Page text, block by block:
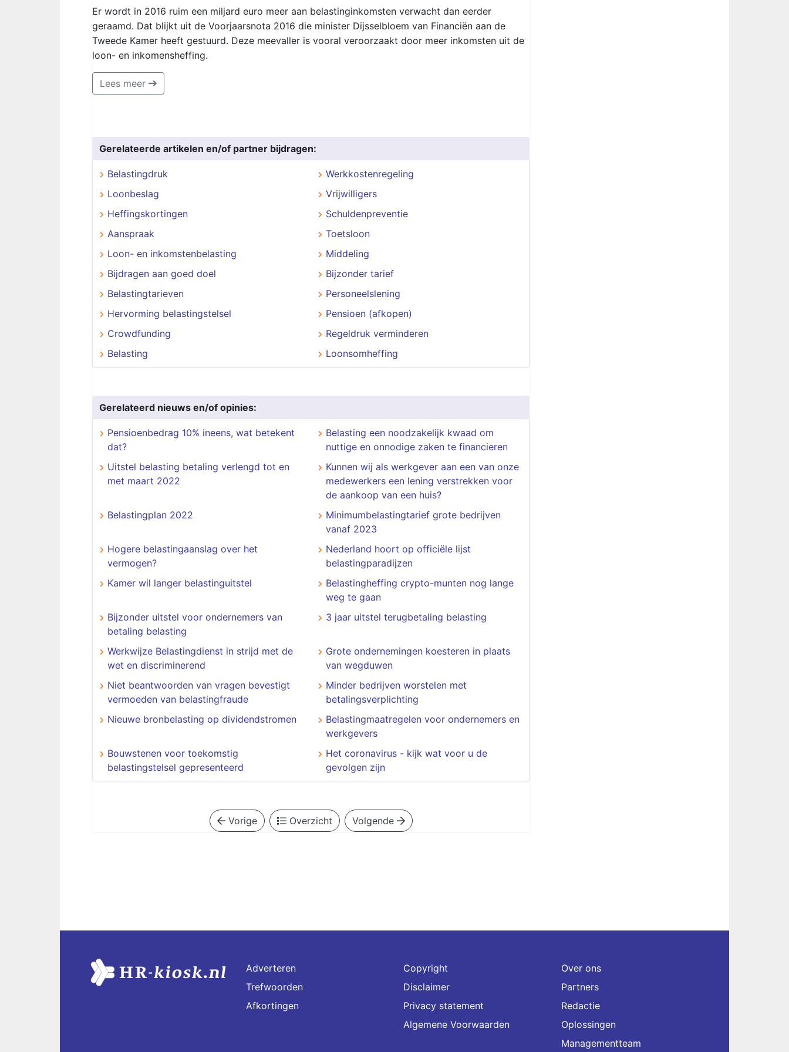
Er wordt in 2016 ruim een miljard euro meer aan belastinginkomsten verwacht dan eerder
geraamd. Dat blijkt uit de Voorjaarsnota 2016 die minister Dijsselbloem van Financiën aan de
Tweede Kamer heeft gestuurd. Deze meevaller is vooral veroorzaakt door meer inkomsten uit de
loon- en inkomensheffing.
Lees meer
Gerelateerde artikelen en/of partner bijdragen:
Belastingdruk
Werkkostenregeling
Loonbeslag
Vrijwilligers
Heffingskortingen
Schuldenpreventie
Aanspraak
Toetsloon
Loon- en inkomstenbelasting
Middeling
Bijdragen aan goed doel
Bijzonder tarief
Belastingtarieven
Personeelslening
Hervorming belastingstelsel
Pensioen (afkopen)
Crowdfunding
Regeldruk verminderen
Belasting
Loonsomheffing
Gerelateerd nieuws en/of opinies:
Pensioenbedrag 10% ineens, wat betekent
dat?
Belasting een noodzakelijk kwaad om
nuttige en onnodige zaken te financieren
Uitstel belasting betaling verlengd tot en
met maart 2022
Kunnen wij als werkgever aan een van onze
medewerkers een lening verstrekken voor
de aankoop van een huis?
Belastingplan 2022
Minimumbelastingtarief grote bedrijven
vanaf 2023
Hogere belastingaanslag over het
vermogen?
Nederland hoort op officiële lijst
belastingparadijzen
Kamer wil langer belastinguitstel
Belastingheffing crypto-munten nog lange
weg te gaan
Bijzonder uitstel voor ondernemers van
betaling belasting
3 jaar uitstel terugbetaling belasting
Werkwijze Belastingdienst in strijd met de
wet en discriminerend
Grote ondernemingen koesteren in plaats
van wegduwen
Niet beantwoorden van vragen bevestigt
vermoeden van belastingfraude
Minder bedrijven worstelen met
betalingsverplichting
Nieuwe bronbelasting op dividendstromen
Belastingmaatregelen voor ondernemers en
werkgevers
Bouwstenen voor toekomstig
belastingstelsel gepresenteerd
Het coronavirus - kijk wat voor u de
gevolgen zijn
Vorige Overzicht Volgende
Adverteren
Trefwoorden
Afkortingen
Copyright
Disclaimer
Privacy statement
Algemene Voorwaarden
Over ons
Partners
Redactie
Oplossingen
Managementteam